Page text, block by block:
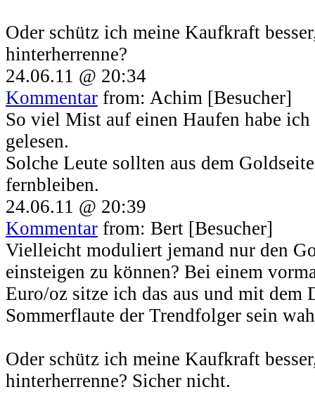
Oder schütz ich meine Kaufkraft
hinterherrenne?
24.06.11 @ 20:34
Kommentar from: Achim [Besucher]
So viel Mist auf einen Haufen habe
gelesen.
Solche Leute sollten aus dem
fernbleiben.
24.06.11 @ 20:39
Kommentar from: Bert [Besucher]
Vielleicht moduliert jemand nur den
einsteigen zu können? Bei einem
Euro/oz sitze ich das aus und mit dem
Sommerflaute der Trendfolger sein
Oder schütz ich meine Kaufkraft
hinterherrenne? Sicher nicht.